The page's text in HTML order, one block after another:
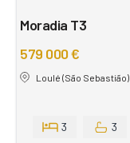
Moradia T3
579 000 €
Loulé (São Sebastião)
3 3